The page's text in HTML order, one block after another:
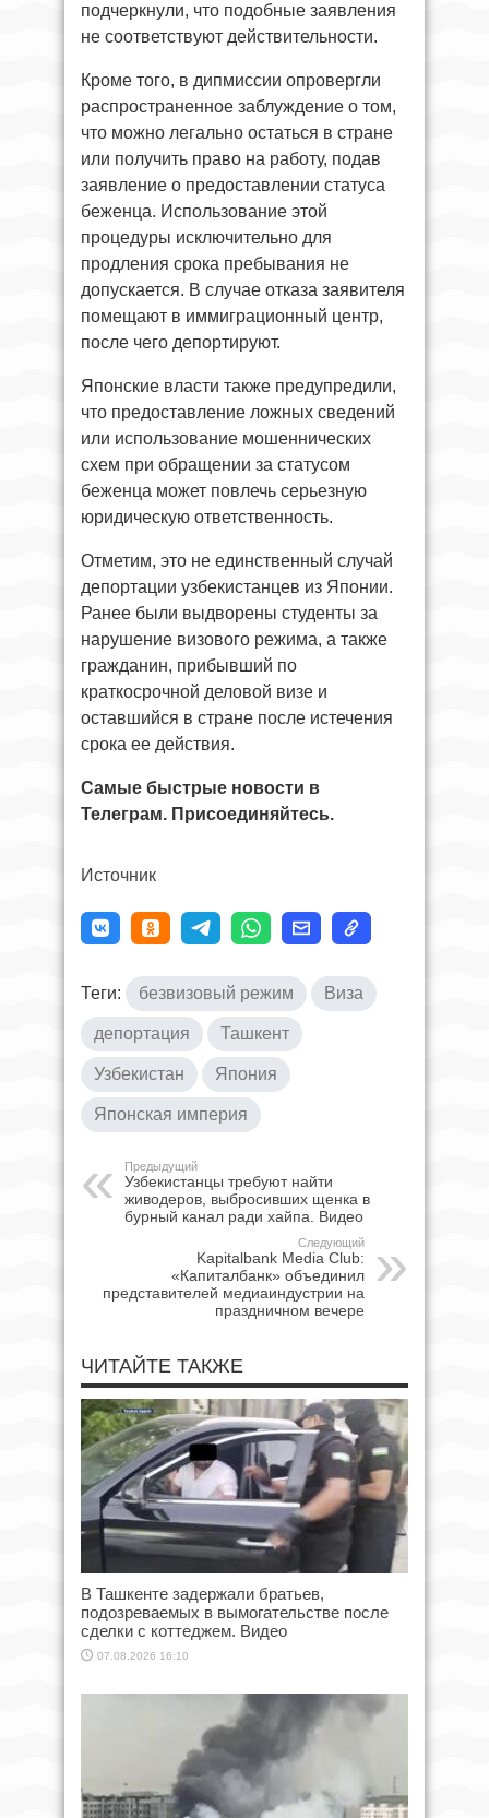
подчеркнули, что подобные заявления
не соответствуют действительности.
Кроме того, в дипмиссии опровергли
распространенное заблуждение о том,
что можно легально остаться в стране
или получить право на работу, подав
заявление о предоставлении статуса
беженца. Использование этой
процедуры исключительно для
продления срока пребывания не
допускается. В случае отказа заявителя
помещают в иммиграционный центр,
после чего депортируют.
Японские власти также предупредили,
что предоставление ложных сведений
или использование мошеннических
схем при обращении за статусом
беженца может повлечь серьезную
юридическую ответственность.
Отметим, это не единственный случай
депортации узбекистанцев из Японии.
Ранее были выдворены студенты за
нарушение визового режима, а также
гражданин, прибывший по
краткосрочной деловой визе и
оставшийся в стране после истечения
срока ее действия.
Самые быстрые новости в
Телеграм. Присоединяйтесь.
Источник
Теги: безвизовый режим Виза
депортация Ташкент
Узбекистан Япония
Японская империя
Предыдущий
Узбекистанцы требуют найти
живодеров, выбросивших щенка в
бурный канал ради хайпа. Видео
Следующий
Kapitalbank Media Club:
«Капиталбанк» объединил
представителей медиаиндустрии на
праздничном вечере
ЧИТАЙТЕ ТАКЖЕ
В Ташкенте задержали братьев,
подозреваемых в вымогательстве после
сделки с коттеджем. Видео
07.08.2026 16:10